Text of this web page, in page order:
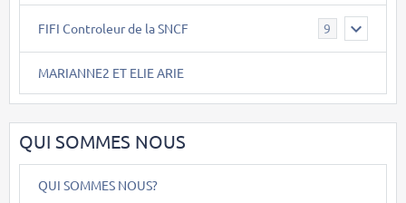
FIFI Controleur de la SNCF 9
MARIANNE2 ET ELIE ARIE
QUI SOMMES NOUS
QUI SOMMES NOUS?